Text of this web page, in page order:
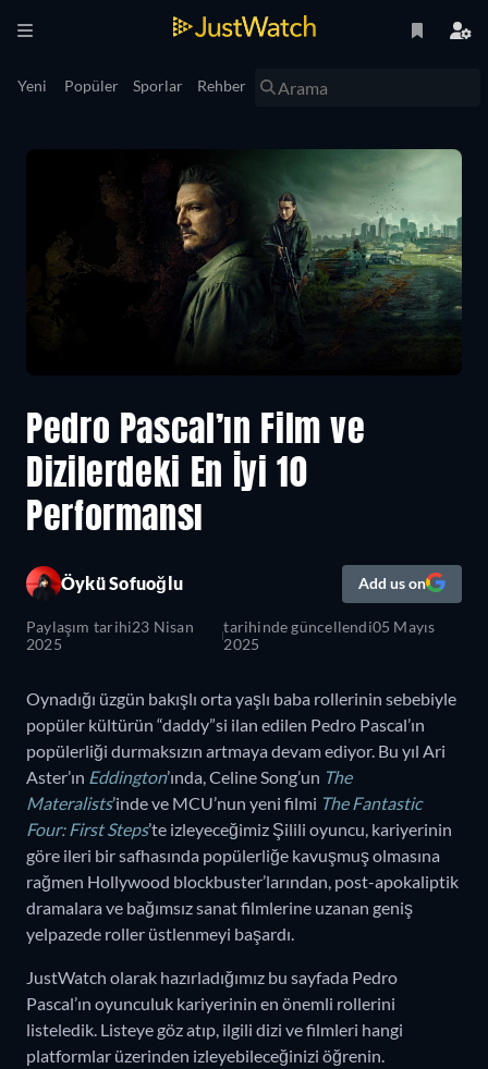
Yeni Popüler Sporlar Rehber
Pedro Pascal’ın Film ve
Dizilerdeki En İyi 10
Performansı
Öykü Sofuoğlu Add us on
Paylaşım tarihi23 Nisan
2025
tarihinde güncellendi05 Mayıs
2025
Oynadığı üzgün bakışlı orta yaşlı baba rollerinin sebebiyle
popüler kültürün “daddy”si ilan edilen Pedro Pascal’ın
popülerliği durmaksızın artmaya devam ediyor. Bu yıl Ari
Aster’ın Eddington’ında, Celine Song’un The
Materalists’inde ve MCU’nun yeni filmi The Fantastic
Four: First Steps’te izleyeceğimiz Şilili oyuncu, kariyerinin
göre ileri bir safhasında popülerliğe kavuşmuş olmasına
rağmen Hollywood blockbuster’larından, post-apokaliptik
dramalara ve bağımsız sanat filmlerine uzanan geniş
yelpazede roller üstlenmeyi başardı.
JustWatch olarak hazırladığımız bu sayfada Pedro
Pascal’ın oyunculuk kariyerinin en önemli rollerini
listeledik. Listeye göz atıp, ilgili dizi ve filmleri hangi
platformlar üzerinden izleyebileceğinizi öğrenin.